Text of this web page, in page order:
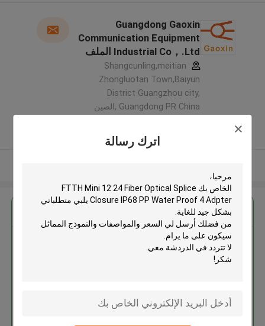
اترك رسالة
Guangdong Gaoxin
Communication Equipment
Industrial Co，.Ltd الملف
الشركة المصنعة
Shangcunling,meitian
Zhongluotan Town,Baiyun
District Guangzhou city,
Guangdong PR China ,الصين
يدقّق ممون
احصل على افضل سعر ل